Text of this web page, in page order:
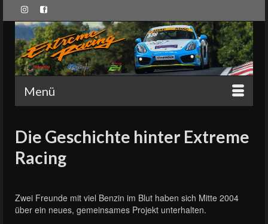
Menü
Die Geschichte hinter Extreme
Racing
Zwei Freunde mit viel Benzin im Blut haben sich Mitte 2004
über ein neues, gemeinsames Projekt unterhalten.